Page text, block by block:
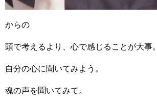
からの
頭で考えるより、心で感じることが大事。
自分の心に聞いてみよう。
魂の声を聞いてみて。